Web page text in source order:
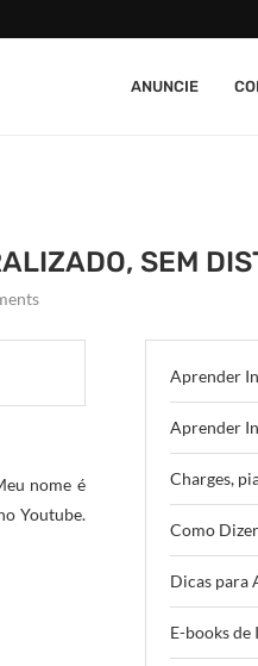
ANUNCIE
SEM
nome é
Youtube.
Aprender
Aprender
Charges,
Como
Dicas para
E-books de